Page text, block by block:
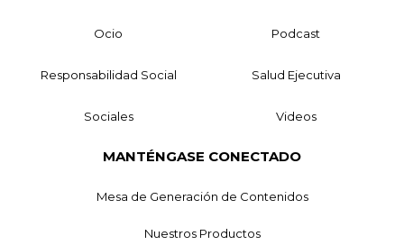
Ocio Podcast
Responsabilidad Social Salud Ejecutiva
Sociales Videos
MANTÉNGASE CONECTADO
Mesa de Generación de Contenidos
Nuestros Productos